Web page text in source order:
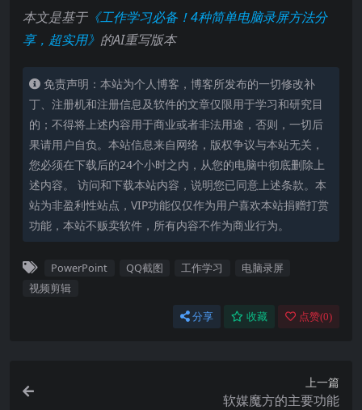
本文是基于《工作学习必备！4种简单电脑录屏方法分
享，超实用》 的AI重写版本
免责声明：本站为个人博客，博客所发布的一切修改补
丁、注册机和注册信息及软件的文章仅限用于学习和研究目
的；不得将上述内容用于商业或者非法用途，否则，一切后
果请用户自负。本站信息来自网络，版权争议与本站无关，
您必须在下载后的24个小时之内，从您的电脑中彻底删除上
述内容。 访问和下载本站内容，说明您已同意上述条款。本
站为非盈利性站点，VIP功能仅仅作为用户喜欢本站捐赠打赏
功能，本站不贩卖软件，所有内容不作为商业行为。
PowerPoint QQ截图 工作学习
电脑录屏
视频剪辑
分享 收藏 点赞(0)
上一篇
软媒魔方的主要功能